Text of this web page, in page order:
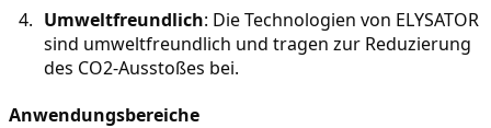
Umweltfreundlich: Die Technologien von ELYSATOR
sind umweltfreundlich und tragen zur Reduzierung
des CO2-Ausstoßes bei.
Anwendungsbereiche